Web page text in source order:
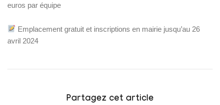
euros par équipe
Emplacement gratuit et inscriptions en mairie jusqu’au 26
avril 2024
Partagez cet article